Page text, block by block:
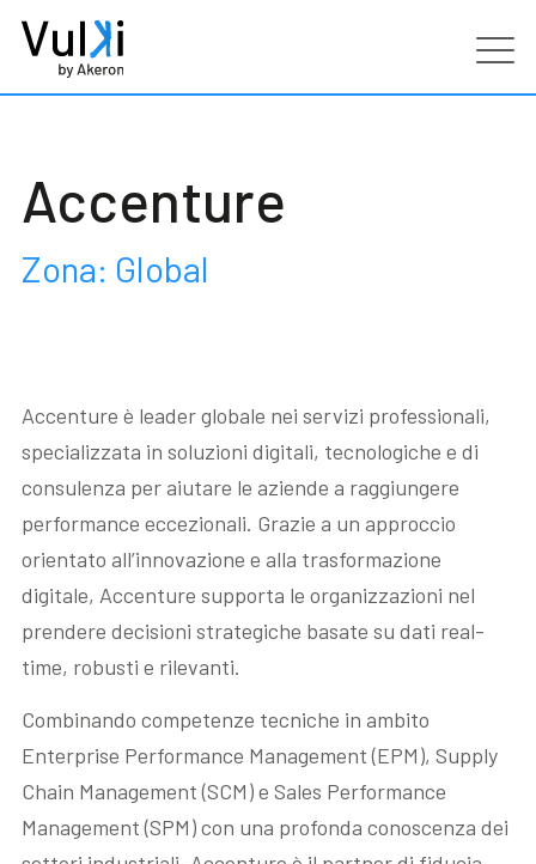
Industries
Servizi
Partners
Risorse
Blog
Contattaci
Akeron Corporate
Community
Accenture
Zona: Global
Accenture è leader globale nei servizi professionali,
specializzata in soluzioni digitali, tecnologiche e di
consulenza per aiutare le aziende a raggiungere
performance eccezionali. Grazie a un approccio
orientato all’innovazione e alla trasformazione
digitale, Accenture supporta le organizzazioni nel
prendere decisioni strategiche basate su dati real-
time, robusti e rilevanti.
Combinando competenze tecniche in ambito
Enterprise Performance Management (EPM), Supply
Chain Management (SCM) e Sales Performance
Management (SPM) con una profonda conoscenza dei